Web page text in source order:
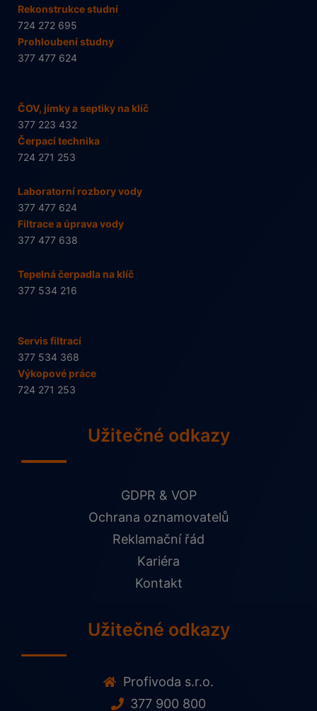
Rekonstrukce studní
724 272 695
Prohloubení studny
377 477 624
ČOV, jímky a septiky na klíč
377 223 432
Čerpací technika
724 271 253
Laboratorní rozbory vody
377 477 624
Filtrace a úprava vody
377 477 638
Tepelná čerpadla na klíč
377 534 216
Servis filtrací
377 534 368
Výkopové práce
724 271 253
Užitečné odkazy
GDPR & VOP
Ochrana oznamovatelů
Reklamační řád
Kariéra
Kontakt
Užitečné odkazy
Profivoda s.r.o.
377 900 800